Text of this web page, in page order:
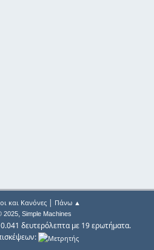
και Κανόνες| Πάνω ▲
2025, Simple Machines
δευτερόλεπτα με 19 ερωτήματα.